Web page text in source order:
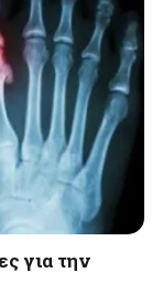
για την